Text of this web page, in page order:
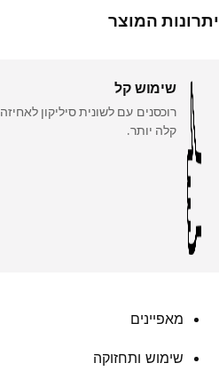
יתרונות המוצר
שימוש קל
רוכסנים עם לשונית סיליקון לאחיזה
קלה יותר.
מאפיינים
שימוש ותחזוקה